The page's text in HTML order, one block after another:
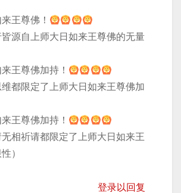
王尊佛！
皆源自上师大日如来王尊佛的无量
王尊佛加持！
维都限定了上师大日如来王尊佛加
王尊佛加持！
无相祈请都限定了上师大日如来王
）
登录以回复